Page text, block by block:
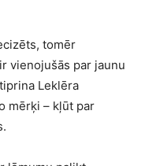
tomēr
vienojušās par jaunu
Leklēra
mērķi – kļūt par